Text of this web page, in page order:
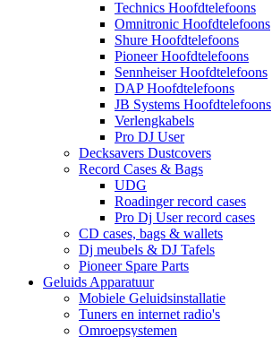
Technics Hoofdtelefoons
Omnitronic Hoofdtelefoons
Shure Hoofdtelefoons
Pioneer Hoofdtelefoons
Sennheiser Hoofdtelefoons
DAP Hoofdtelefoons
JB Systems Hoofdtelefoons
Verlengkabels
Pro DJ User
Decksavers Dustcovers
Record Cases & Bags
UDG
Roadinger record cases
Pro Dj User record cases
CD cases, bags & wallets
Dj meubels & DJ Tafels
Pioneer Spare Parts
Geluids Apparatuur
Mobiele Geluidsinstallatie
Tuners en internet radio's
Omroepsystemen